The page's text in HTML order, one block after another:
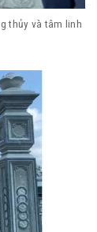
thủy và tâm linh